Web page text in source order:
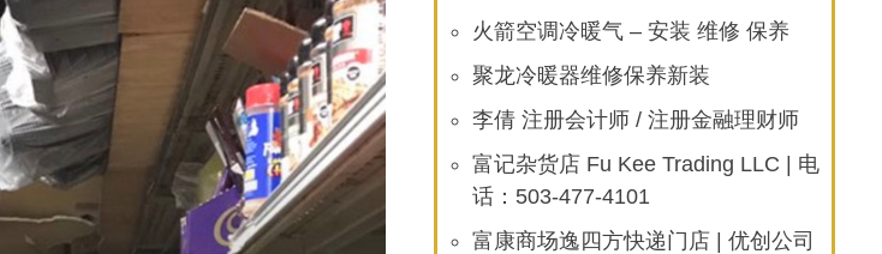
火箭空调冷暖气 – 安装 维修 保养
聚龙冷暖器维修保养新装
李倩 注册会计师 / 注册金融理财师
富记杂货店 Fu Kee Trading LLC | 电
话：503-477-4101
富康商场逸四方快递门店 | 优创公司